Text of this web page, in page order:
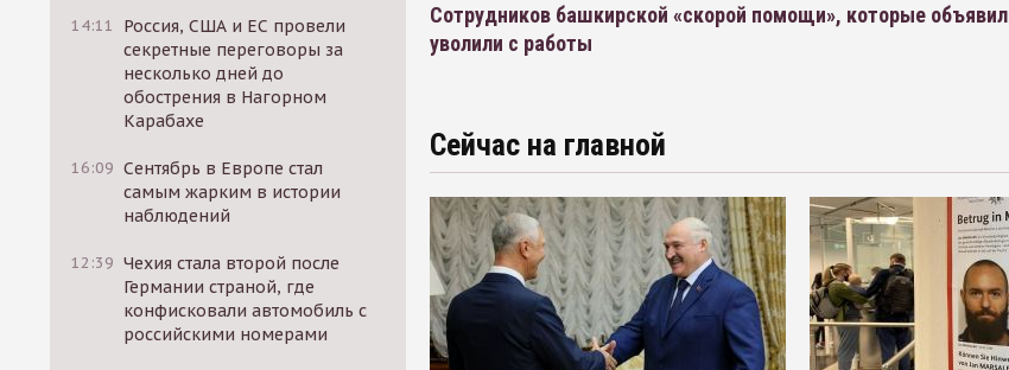
14:11
Россия, США и ЕС провели
секретные переговоры за
несколько дней до
обострения в Нагорном
Карабахе
16:09 Сентябрь в Европе стал
самым жарким в истории
наблюдений
12:39 Чехия стала второй после
Германии страной, где
конфисковали автомобиль с
российскими номерами
Сотрудников башкирской «скорой помощи», которые
уволили с работы
Сейчас на главной